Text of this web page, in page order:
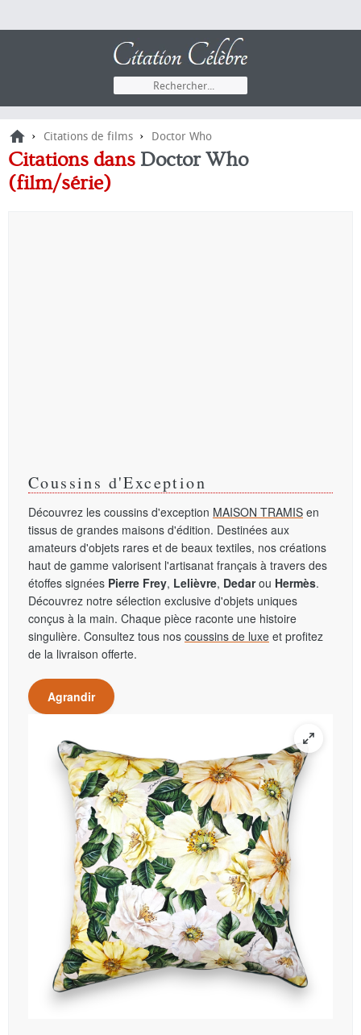
› Citations de films › Doctor Who
Citations dans Doctor Who
(film/série)
Coussins d'Exception
Découvrez les coussins d'exception MAISON TRAMIS en
tissus de grandes maisons d'édition. Destinées aux
amateurs d'objets rares et de beaux textiles, nos créations
haut de gamme valorisent l'artisanat français à travers des
étoffes signées Pierre Frey, Lelièvre, Dedarou Hermès.
Découvrez notre sélection exclusive d'objets uniques
conçus à la main. Chaque pièce raconte une histoire
singulière. Consultez tous nos coussins de luxe et profitez
de la livraison offerte.
Agrandir